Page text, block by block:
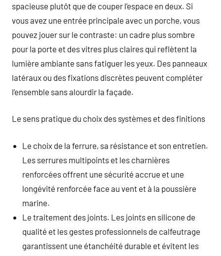
spacieuse plutôt que de couper l’espace en deux. Si
vous avez une entrée principale avec un porche, vous
pouvez jouer sur le contraste: un cadre plus sombre
pour la porte et des vitres plus claires qui reflètent la
lumière ambiante sans fatiguer les yeux. Des panneaux
latéraux ou des fixations discrètes peuvent compléter
l’ensemble sans alourdir la façade.
Le sens pratique du choix des systèmes et des finitions
Le choix de la ferrure, sa résistance et son entretien.
Les serrures multipoints et les charnières
renforcées offrent une sécurité accrue et une
longévité renforcée face au vent et à la poussière
marine.
Le traitement des joints. Les joints en silicone de
qualité et les gestes professionnels de calfeutrage
garantissent une étanchéité durable et évitent les